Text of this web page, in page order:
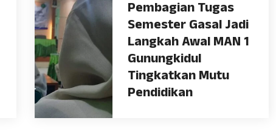
Pembagian Tugas
Semester Gasal Jadi
Langkah Awal MAN 1
Gunungkidul
Tingkatkan Mutu
Pendidikan